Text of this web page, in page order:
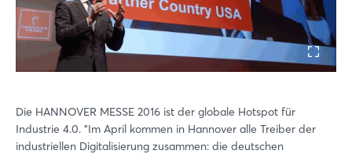
Die HANNOVER MESSE 2016 ist der globale Hotspot für
Industrie 4.0. "Im April kommen in Hannover alle Treiber der
industriellen Digitalisierung zusammen: die deutschen